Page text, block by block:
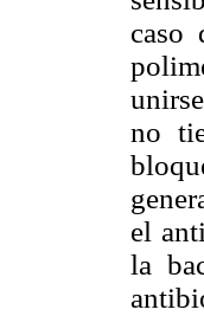
caso
no
el
la